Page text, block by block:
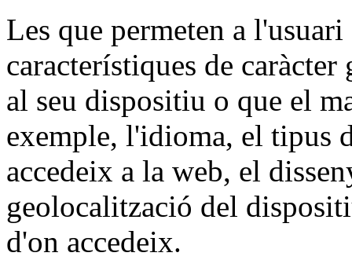
Les que permeten a
característiques de
al seu dispositiu o que el
exemple, l'idioma, el tipus
accedeix a la web, el
geolocalització del
d'on accedeix.